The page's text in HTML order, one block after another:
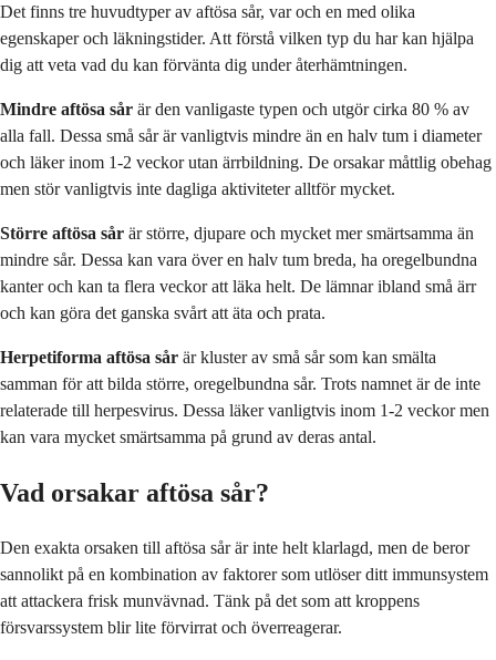
Det finns tre huvudtyper av aftösa sår, var och en med olika
egenskaper och läkningstider. Att förstå vilken typ du har kan hjälpa
dig att veta vad du kan förvänta dig under återhämtningen.
Mindre aftösa sår är den vanligaste typen och utgör cirka 80 % av
alla fall. Dessa små sår är vanligtvis mindre än en halv tum i diameter
och läker inom 1-2 veckor utan ärrbildning. De orsakar måttlig obehag
men stör vanligtvis inte dagliga aktiviteter alltför mycket.
Större aftösa sår är större, djupare och mycket mer smärtsamma än
mindre sår. Dessa kan vara över en halv tum breda, ha oregelbundna
kanter och kan ta flera veckor att läka helt. De lämnar ibland små ärr
och kan göra det ganska svårt att äta och prata.
Herpetiforma aftösa sår är kluster av små sår som kan smälta
samman för att bilda större, oregelbundna sår. Trots namnet är de inte
relaterade till herpesvirus. Dessa läker vanligtvis inom 1-2 veckor men
kan vara mycket smärtsamma på grund av deras antal.
Vad orsakar aftösa sår?
Den exakta orsaken till aftösa sår är inte helt klarlagd, men de beror
sannolikt på en kombination av faktorer som utlöser ditt immunsystem
att attackera frisk munvävnad. Tänk på det som att kroppens
försvarssystem blir lite förvirrat och överreagerar.